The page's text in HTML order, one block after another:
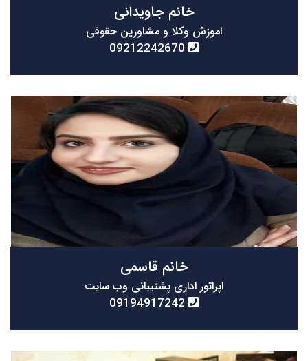
خانم جاویدانی
اموزش وکلا و مشاورین حقوقی
09212242670
خانم قاسمی
اپراتور اداری پشتیبانی وب سایت
09194917242